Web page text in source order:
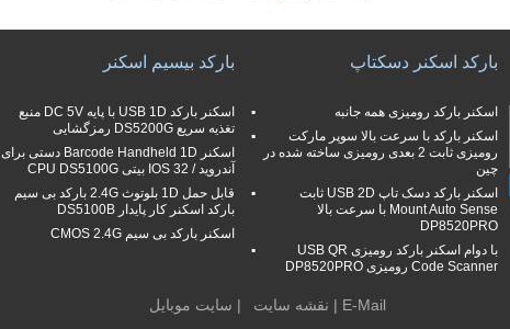
بارکد بیسیم اسکنر
اسکنر بارکد USB 1D با پایه DC 5V منبع
تغذیه سریع DS5200G رمزگشایی
اسکنر Barcode Handheld 1D دستی برای
آندروید / IOS 32 بیتی CPU DS5100G
قابل حمل 1D بلوتوث 2.4G بارکد بی سیم
بارکد اسکنر کار پایدار DS5100B
اسکنر بارکد بی سیم CMOS 2.4G
بارکد اسکنر دسکتاپ
اسکنر بارکد رومیزی همه جانبه
اسکنر بارکد با سرعت بالا سوپر مارکت
رومیزی ثابت 2 بعدی رومیزی ساخته شده در
چین
اسکنر بارکد دسک تاپ USB 2D ثابت
Mount Auto Sense با سرعت بالا
DP8520PRO
با دوام اسکنر بارکد رومیزی USB QR
Code Scanner رومیزی DP8520PRO
E-Mail
| نقشه سایت | سایت موبایل